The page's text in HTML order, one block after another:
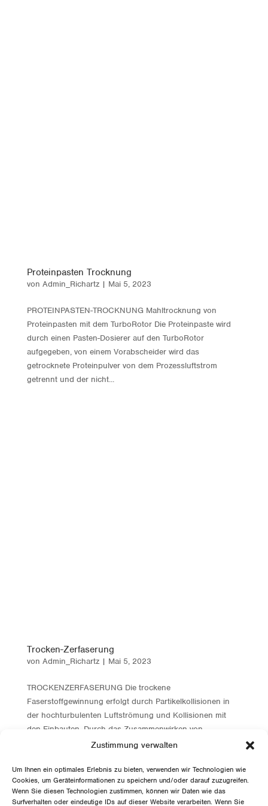
Zustimmung verwalten
Um Ihnen ein optimales Erlebnis zu bieten, verwenden wir Technologien wie
Cookies, um Geräteinformationen zu speichern und/oder darauf zuzugreifen.
Wenn Sie diesen Technologien zustimmen, können wir Daten wie das
Surfverhalten oder eindeutige IDs auf dieser Website verarbeiten. Wenn Sie
Proteinpasten Trocknung
von Admin_Richartz| Mai 5, 2023
PROTEIN­PASTEN-TROCKNUNG Mahltrocknung von
Proteinpasten mit dem TurboRotor Die Proteinpaste wird
durch einen Pasten-Dosierer auf den TurboRotor
aufgegeben, von einem Vorabscheider wird das
getrocknete Proteinpulver von dem Prozessluftstrom
getrennt und der nicht...
Trocken-Zerfaserung
von Admin_Richartz| Mai 5, 2023
TROCKEN­­­­­ZER­FASER­UNG Die trockene
Faserstoffgewinnung erfolgt durch Partikelkollisionen in
der hochturbulenten Luftströmung und Kollisionen mit
den Einbauten. Durch das Zusammenwirken von
Prallbeanspruchungen an einer Körperfläche und einer...
Nächste Einträge »
Suchen